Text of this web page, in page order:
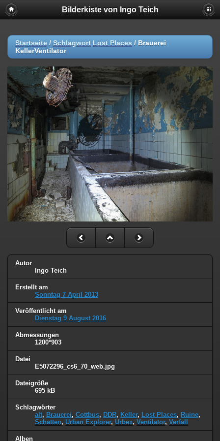
Bilderkiste von Ingo Teich
Startseite / Schlagwort Lost Places / Brauerei
KellerVentilator
Autor
Ingo Teich
Erstellt am
Sonntag 7 April 2013
Veröffentlicht am
Dienstag 9 August 2016
Abmessungen
1200*903
Datei
E5072296_cs6_70_web.jpg
Dateigröße
695 kB
Schlagwörter
alt, Brauerei, Cottbus, DDR, Keller, Lost Places, Ruine,
Schatten, Urban Explorer, Urbex, Ventilator, Verfall
Alben